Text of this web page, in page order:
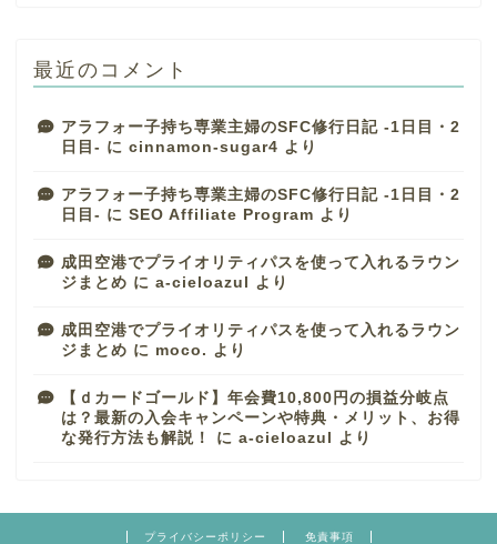
最近のコメント
アラフォー子持ち専業主婦のSFC修行日記 -1日目・2
日目- に cinnamon-sugar4 より
アラフォー子持ち専業主婦のSFC修行日記 -1日目・2
日目- に SEO Affiliate Program より
成田空港でプライオリティパスを使って入れるラウン
ジまとめ に a-cieloazul より
成田空港でプライオリティパスを使って入れるラウン
ジまとめ に moco. より
【ｄカードゴールド】年会費10,800円の損益分岐点
は？最新の入会キャンペーンや特典・メリット、お得
な発行方法も解説！
に a-cieloazul より
プライバシーポリシー 免責事項